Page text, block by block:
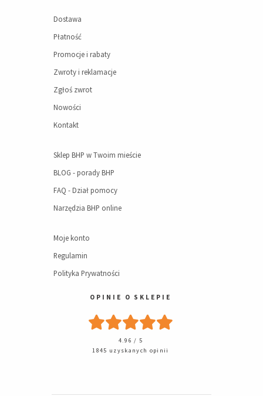
Dostawa
Płatność
Promocje i rabaty
Zwroty i reklamacje
Zgłoś zwrot
Nowości
Kontakt
Sklep BHP w Twoim mieście
BLOG - porady BHP
FAQ - Dział pomocy
Narzędzia BHP online
Moje konto
Regulamin
Polityka Prywatności
OPINIE O SKLEPIE
4.96 / 5
1845 uzyskanych opinii